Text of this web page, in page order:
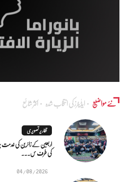
نئے مواضیع ایڈٰیٹرز کی انتخاب شدہ اکثر شائع
تقاریر تصویری
اربعین کے زائرین کی
کی طرف س...
04/08/2026